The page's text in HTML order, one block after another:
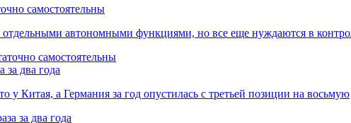
самостоятельны
автономными функциями, но все еще нуждаются в
два года
у Китая, а Германия за год опустилась с третьей позиции на восьмую